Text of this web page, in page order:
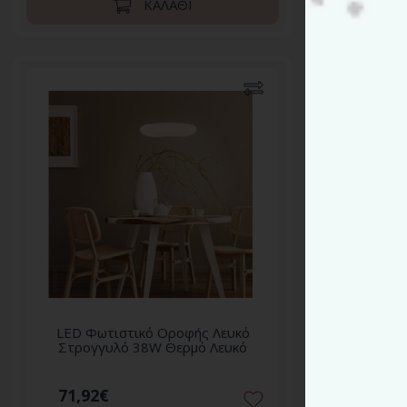
ΚΑΛΆΘΙ
LED Φωτιστικό Οροφής Λευκό
Στρογγυλό 38W Θερμό Λευκό
71,92€